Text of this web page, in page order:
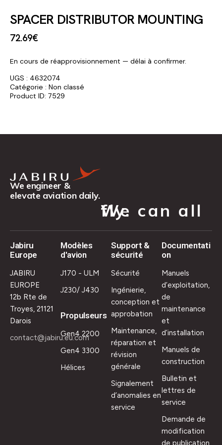
SPACER DISTRIBUTOR MOUNTING
72.69€
En cours de réapprovisionnement — délai à confirmer.
UGS : 4632074
Catégorie : Non classé
Product ID: 7529
We engineer &
elevate aviation daily.
We can all fly.
Jabiru
Europe
JABIRU
EUROPE
12b Rte de
Troyes, 21121
Darois
contact@jabiru.eu.com
Modèles
d'avion
J170 - ULM
J230/ J430
Propulseurs
Gen4 2200
Gen4 3300
Hélices
Support &
sécurité
Sécurité
Ingénierie,
conception et
approbation
Maintenance,
réparation et
révision
générale
Signalement
d’anomalies en
service
Documentati
on
Manuels
d’exploitation,
de
maintenance
et
d’installation
Manuels de
construction
Bulletin et
lettres de
service
Demande de
modification
de publication